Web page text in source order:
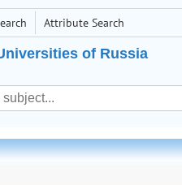
Attribute Search
of Russia